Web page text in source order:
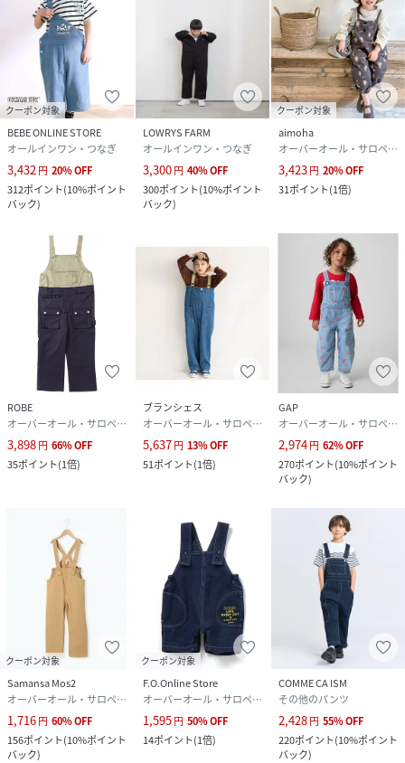
クーポン対象
BEBE ONLINE STORE
オールインワン・つなぎ
3,432 円 20%OFF
312ポイント(10%ポイント
バック)
LOWRYS FARM
オールインワン・つなぎ
3,300円 40%OFF
300ポイント(10%ポイント
バック)
クーポン対象
aimoha
オーバーオール・サロペット
3,423円 20%OFF
31ポイント(1倍)
ROBE
オーバーオール・サロペット
3,898円 66%OFF
35ポイント(1倍)
ブランシェス
オーバーオール・サロペット
5,637円 13%OFF
51ポイント(1倍)
GAP
オーバーオール・サロペット
2,974円 62%OFF
270ポイント(10%ポイント
バック)
クーポン対象
Samansa Mos2
オーバーオール・サロペット
1,716円 60%OFF
156ポイント(10%ポイント
バック)
クーポン対象
F.O.Online Store
オーバーオール・サロペット
1,595円 50%OFF
14ポイント(1倍)
COMME CA ISM
その他のパンツ
2,428円 55%OFF
220ポイント(10%ポイント
バック)